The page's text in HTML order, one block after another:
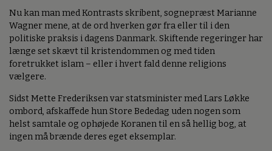
Nu kan man med Kontrasts skribent, sognepræst Marianne
Wagner mene, at de ord hverken gør fra eller til i den
politiske praksis i dagens Danmark. Skiftende regeringer har
længe set skævt til kristendommen og med tiden
foretrukket islam – eller i hvert fald denne religions
vælgere.
Sidst Mette Frederiksen var statsminister med Lars Løkke
ombord, afskaffede hun Store Bededag uden nogen som
helst samtale og ophøjede Koranen til en så hellig bog, at
ingen må brænde deres eget eksemplar.